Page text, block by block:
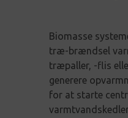
Biomasse
træ-brændsel
træpaller, -flis
generere
for at starte